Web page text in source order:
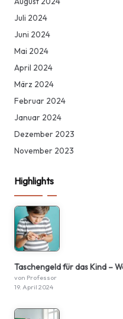
Juli 2024
Juni 2024
Mai 2024
April 2024
März 2024
Februar 2024
Januar 2024
Dezember 2023
November 2023
Highlights
Taschengeld für das Kind –
von Professor
19. April 2024